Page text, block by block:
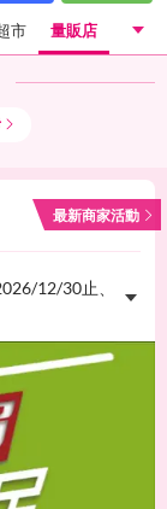
行動支付
市 量販店
最新商家活動
12/30止、